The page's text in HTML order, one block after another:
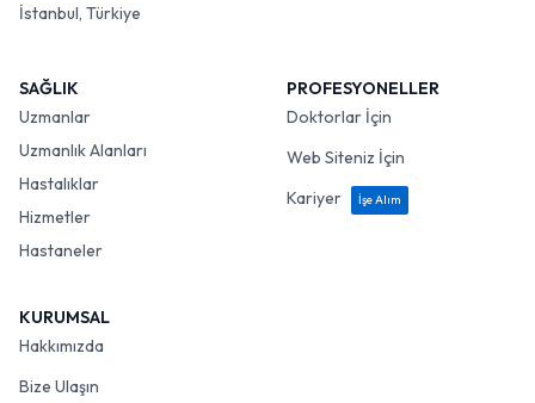
İstanbul, Türkiye
SAĞLIK
Uzmanlar
Uzmanlık Alanları
Hastalıklar
Hizmetler
Hastaneler
PROFESYONELLER
Doktorlar İçin
Web Siteniz İçin
Kariyer
İşe Alım
KURUMSAL
Hakkımızda
Bize Ulaşın